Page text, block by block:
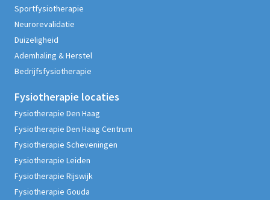
Sportfysiotherapie
Neurorevalidatie
Duizeligheid
Ademhaling & Herstel
Bedrijfsfysiotherapie
Fysiotherapie locaties
Fysiotherapie Den Haag
Fysiotherapie Den Haag Centrum
Fysiotherapie Scheveningen
Fysiotherapie Leiden
Fysiotherapie Rijswijk
Fysiotherapie Gouda